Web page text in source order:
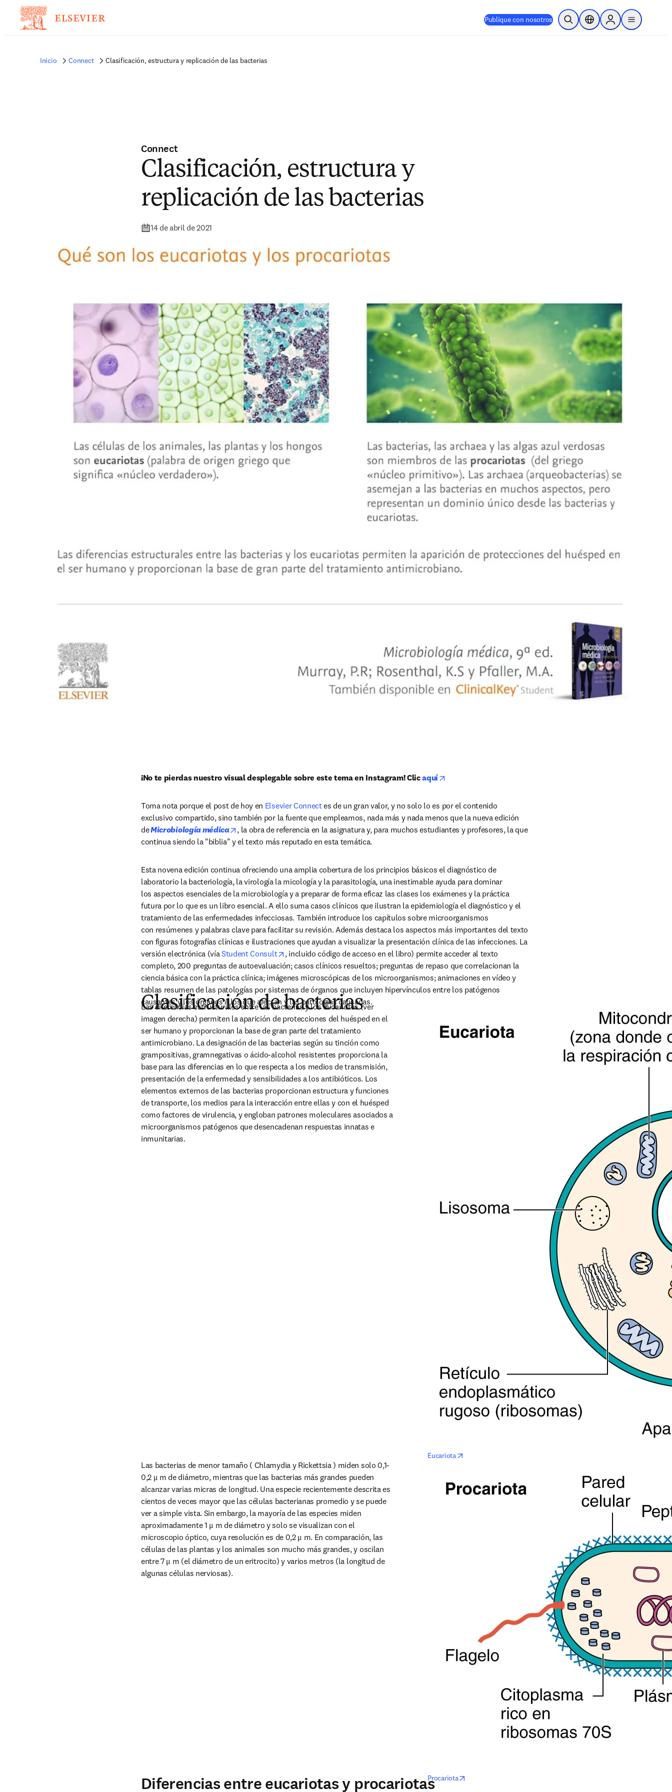
Publique con nosotros Abrir búsquedaSelector de ubicación
Sign in to products
menu
Inicio Connect Clasificación, estructura y replicación de las bacterias
Connect
Clasificación, estructura y
replicación de las bacterias
14 de abril de 2021
¡No te pierdas nuestro visual desplegable sobre este tema en Instagram! Clic aquí
Toma nota porque el post de hoy en Elsevier Connect es de un gran valor, y no solo lo es por el contenido
exclusivo compartido, sino también por la fuente que empleamos, nada más y nada menos que la nueva edición
deMicrobiología médica opens in new tab/window
, la obra de referencia en la asignatura y, para muchos estudiantes y profesores, la que
continua siendo la "biblia" y el texto más reputado en esta temática.
Esta novena edición continua ofreciendo una amplia cobertura de los principios básicos el diagnóstico de
laboratorio la bacteriología, la virología la micología y la parasitología, una inestimable ayuda para dominar
los aspectos esenciales de la microbiología y a preparar de forma eficaz las clases los exámenes y la práctica
futura por lo que es un libro esencial. A ello suma casos clínicos que ilustran la epidemiología el diagnóstico y el
tratamiento de las enfermedades infecciosas. También introduce los capítulos sobre microorganismos
con resúmenes y palabras clave para facilitar su revisión. Además destaca los aspectos más importantes del texto
con figuras fotografías clínicas e ilustraciones que ayudan a visualizar la presentación clínica de las infecciones. La
versión electrónica (vía Student Consult opens in new tab/window
, incluido código de acceso en el libro) permite acceder al texto
completo, 200 preguntas de autoevaluación; casos clínicos resueltos; preguntas de repaso que correlacionan la
ciencia básica con la práctica clínica; imágenes microscópicas de los microorganismos; animaciones en vídeo y
tablas resumen de las patologías por sistemas de órganos que incluyen hipervínculos entre los patógenos
causantes y los órganos a los que afectan y las patologías causadas.
Clasificación de bacterias
Las diferencias estructurales entre las bacterias y los eucariotas (ver
imagen derecha) permiten la aparición de protecciones del huésped en el
ser humano y proporcionan la base de gran parte del tratamiento
antimicrobiano. La designación de las bacterias según su tinción como
grampositivas, gramnegativas o ácido-alcohol resistentes proporciona la
base para las diferencias en lo que respecta a los medios de transmisión,
presentación de la enfermedad y sensibilidades a los antibióticos. Los
elementos externos de las bacterias proporcionan estructura y funciones
de transporte, los medios para la interacción entre ellas y con el huésped
como factores de virulencia, y engloban patrones moleculares asociados a
microorganismos patógenos que desencadenan respuestas innatas e
inmunitarias.
Eucariota
Las bacterias de menor tamaño ( Chlamydia y Rickettsia ) miden solo 0,1-
0,2 μ m de diámetro, mientras que las bacterias más grandes pueden
alcanzar varias micras de longitud. Una especie recientemente descrita es
cientos de veces mayor que las células bacterianas promedio y se puede
ver a simple vista. Sin embargo, la mayoría de las especies miden
aproximadamente 1 μ m de diámetro y solo se visualizan con el
microscopio óptico, cuya resolución es de 0,2 μ m. En comparación, las
células de las plantas y los animales son mucho más grandes, y oscilan
entre 7 μ m (el diámetro de un eritrocito) y varios metros (la longitud de
algunas células nerviosas).
Procariota
Diferencias entre eucariotas y procariotas